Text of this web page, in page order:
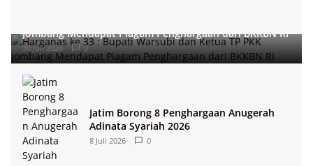
Jombang Mendapat Piagam Penghargaan dari BKKBN RI
30 Juli 2026 0
Jatim Borong 8 Penghargaan Anugerah
Adinata Syariah 2026
8 Juli 2026 0